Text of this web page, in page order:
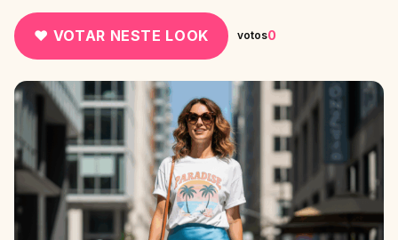
♥ VOTAR NESTE LOOK votos0